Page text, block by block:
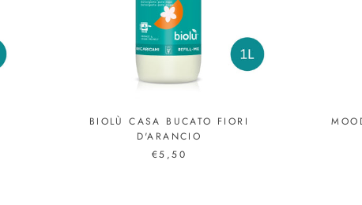
BIOLÙ CASA BUCATO FIORI
D'ARANCIO
€5,50